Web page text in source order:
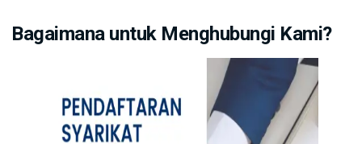
Bagaimana untuk Menghubungi Kami?